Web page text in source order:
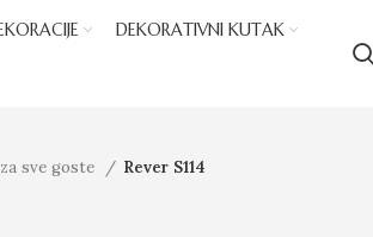
DEKORATIVNI KUTAK
sve goste Rever S114